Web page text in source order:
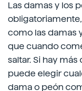
Las damas y los
como las damas
que cuando
saltar. Si hay
puede elegir
dama o peón